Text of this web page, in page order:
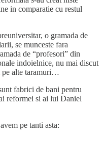
in comparatie cu restul
o gramada de
se munceste fara
de “profesori” din
indoielnice, nu mai discut
pe alte taramuri…
fabrici de bani pentru
reformei si ai lui Daniel
pe tanti asta: